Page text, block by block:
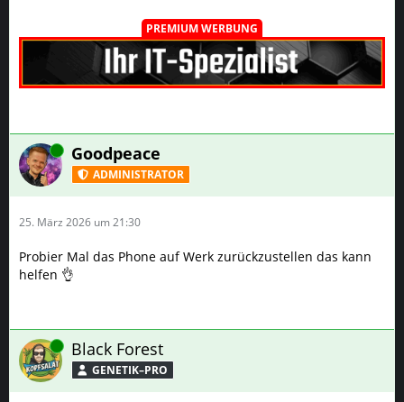
ADMINISTRATOR
25. März 2026 um 21:30
helfen 👌
GENETIK–PRO
26. März 2026 um 11:55
können fast nicht laggen, sind doch pfeilschnell 😉